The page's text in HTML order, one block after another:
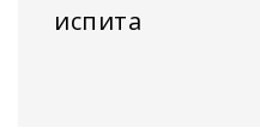
испита